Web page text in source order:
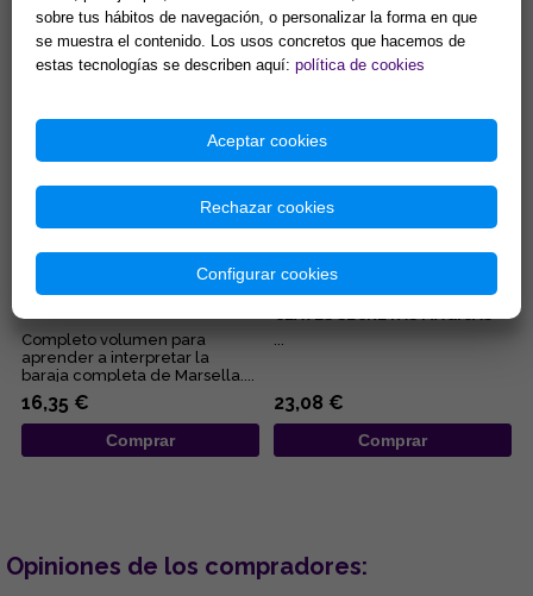
del pleito, de la salud... Éstas...
15,38 €
Comprar
diferentes disciplinas
esotérica...
9,62 €
Comprar
EL TAROT DE MARSELLA, AL
DESCUBIERTO
Completo volumen para
aprender a interpretar la
baraja completa de Marsella....
16,35 €
Comprar
TAROT DE MARSELLA:
SIMBOLOGÍA DINÁMICA Y
23,08 €
Comprar
Opiniones de los compradores:
sobre tus hábitos de navegación, o personalizar la forma en que
se muestra el contenido. Los usos concretos que hacemos de
estas tecnologías se describen aquí: política de cookies
Aceptar cookies
Rechazar cookies
Configurar cookies